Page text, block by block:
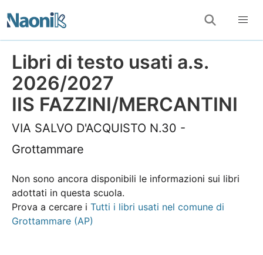
Libri di testo usati a.s.
2026/2027
IIS FAZZINI/MERCANTINI
VIA SALVO D'ACQUISTO N.30 -
Grottammare
Non sono ancora disponibili le informazioni sui libri
adottati in questa scuola.
Prova a cercare i Tutti i libri usati nel comune di
Grottammare (AP)